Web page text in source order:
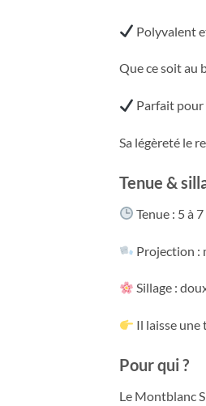
Polyvalent
Que ce soit au
Parfait pour
Sa légèreté le
Tenue &
Tenue : 5 à
Projection :
Sillage :
Il laisse une
Pour qui ?
Le Montblanc